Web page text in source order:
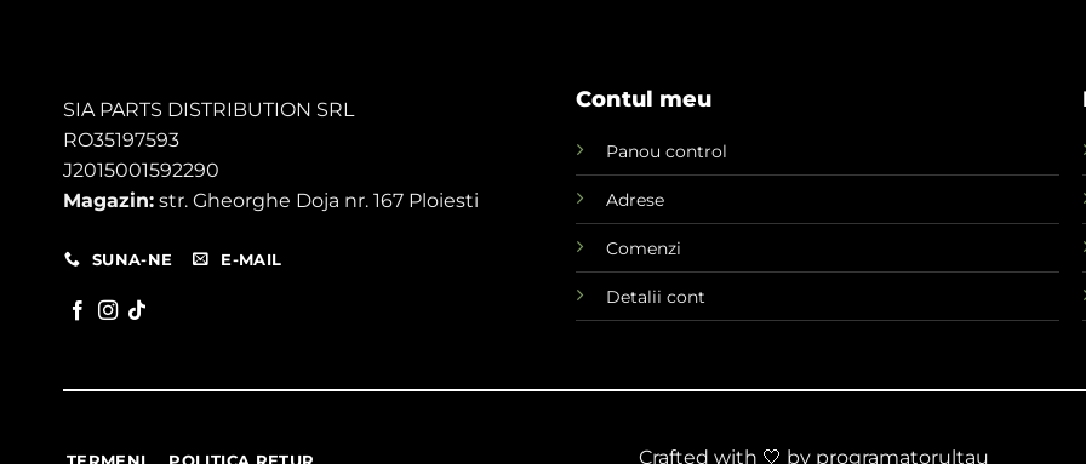
SIA PARTS DISTRIBUTION SRL
RO35197593
J2015001592290
Magazin: str. Gheorghe Doja nr. 167 Ploiesti
SUNA-NE E-MAIL
Contul meu
Panou control
Adrese
Comenzi
Detalii cont
Crafted with 🤍 by programatorultau